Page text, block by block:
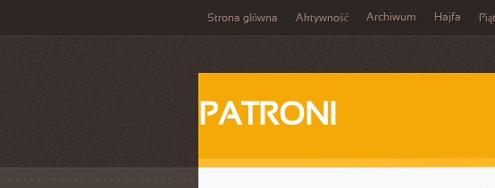
Strona główna Aktywność Archiwum Hajfa
PATRONI